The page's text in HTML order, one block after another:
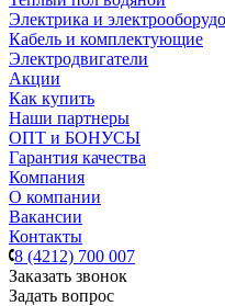
Электрика и
Кабель и комплектующие
Электродвигатели
Акции
Как купить
Наши партнеры
ОПТ и БОНУСЫ
Гарантия качества
Компания
О компании
Вакансии
Контакты
8 (4212) 700 007
Заказать звонок
Задать вопрос